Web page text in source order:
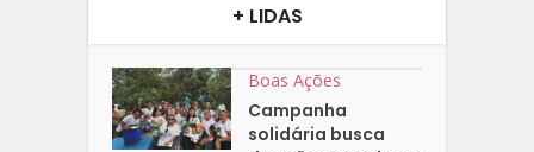
+ LIDAS
Boas Ações
Campanha
solidária busca